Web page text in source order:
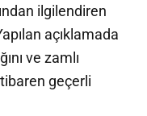
ilgilendiren
açıklamada
ve zamlı
geçerli